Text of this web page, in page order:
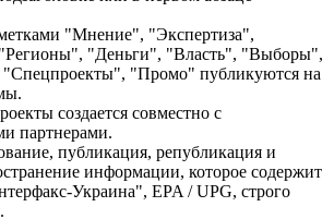
"Мнение", "Экспертиза",
"Деньги", "Власть", "Выборы",
"Спецпроекты", "Промо" публикуются на
создается совместно с
партнерами.
публикация, републикация и
информации, которое содержит
Украина", EPA / UPG, строго